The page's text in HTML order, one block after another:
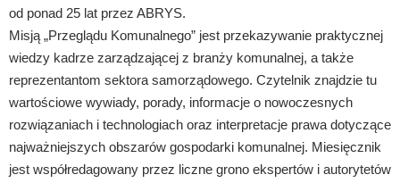
od ponad 25 lat przez ABRYS.
Misją „Przeglądu Komunalnego” jest przekazywanie praktycznej
wiedzy kadrze zarządzającej z branży komunalnej, a także
reprezentantom sektora samorządowego. Czytelnik znajdzie tu
wartościowe wywiady, porady, informacje o nowoczesnych
rozwiązaniach i technologiach oraz interpretacje prawa dotyczące
najważniejszych obszarów gospodarki komunalnej. Miesięcznik
jest współredagowany przez liczne grono ekspertów i autorytetów